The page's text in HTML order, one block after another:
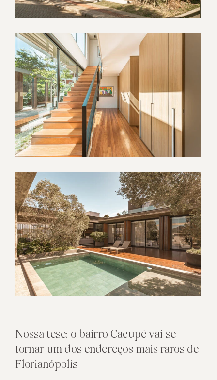
Nossa tese: o bairro Cacupé vai se
tornar um dos endereços mais raros de
Florianópolis